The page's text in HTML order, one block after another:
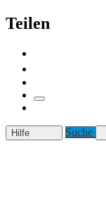
Teilen
Hilfe Suche